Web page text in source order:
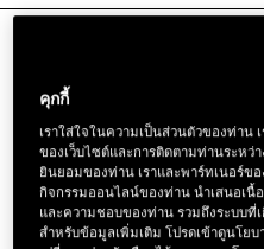
สกินแคร์
CLIMAX LIQUID
EYELINER
฿ 1,150
คุกกี้
เราใส่ใจในความเป็นส่วนตัวของท่าน
ของเว็บไซต์และการติดตามท่านระหว่
ยินยอมของท่าน เราและพาร์ทเนอร์ข
กิจกรรมออนไลน์ของท่าน นำเสนอเ
และความชอบของท่าน รวมถึงระบบที่
สำหรับข้อมูลเพิ่มเติม โปรดเข้าดูนโย